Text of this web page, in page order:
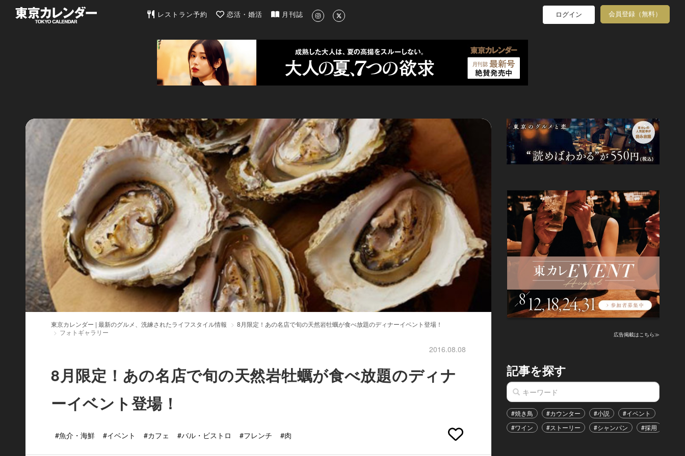
東京カレンダー | 最新のグルメ、洗練されたライフスタイル情報
レストラン予約 恋活・婚活 月刊誌 ログイン 会員登録（無料）
東京カレンダー | 最新のグルメ、洗練されたライフスタイル情報
8月限定！あの名店で旬の天然岩牡蠣が食べ放題のディナーイベント登場！
フォトギャラリー
2016.08.08
8月限定！あの名店で旬の天然岩牡蠣が食べ放題のディナ
ーイベント登場！
#魚介・海鮮 #イベント #カフェ #バル・ビストロ #フレンチ #肉
広告掲載はこちら≫
記事を探す
#焼き鳥 #カウンター #小説 #イベント
#ワイン
#ストーリー #シャンパン #採用